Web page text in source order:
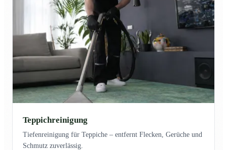
Teppichreinigung
Tiefenreinigung für Teppiche – entfernt Flecken, Gerüche und
Schmutz zuverlässig.